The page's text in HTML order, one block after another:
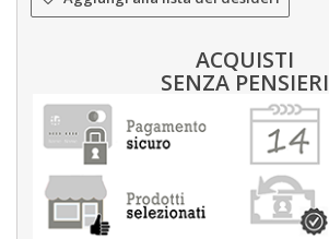
ACQUISTI
SENZA PENSIERI